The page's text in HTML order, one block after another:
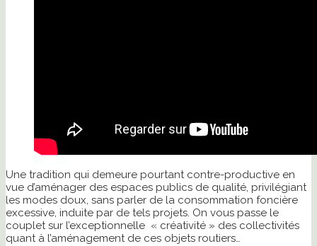
Une tradition qui demeure pourtant contre-productive en
vue d’aménager des espaces publics de qualité, privilégiant
les modes doux, sans parler de la consommation foncière
excessive, induite par de tels projets. On vous passe le
couplet sur l’exceptionnelle « créativité » des collectivités
quant à l’aménagement de ces objets routiers…